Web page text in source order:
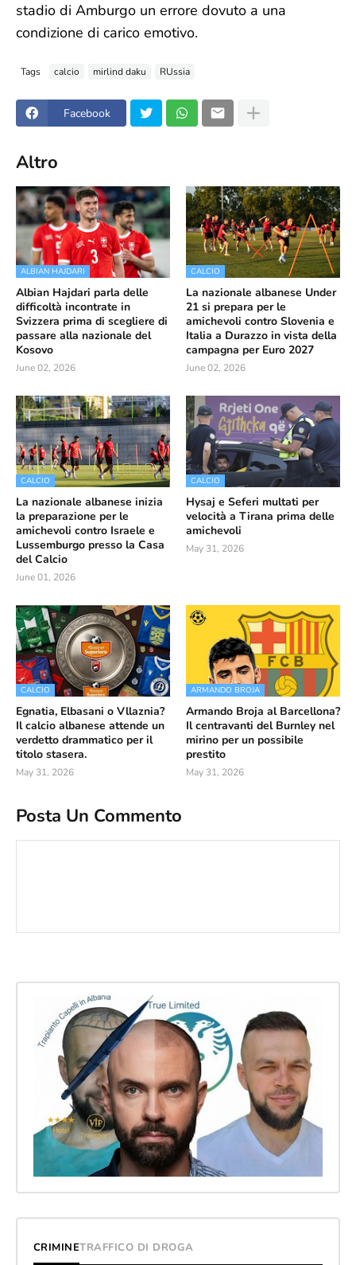
stadio di Amburgo un errore dovuto a una
condizione di carico emotivo.
Tags calcio mirlind daku RUssia
Facebook
Altro
ALBIAN HAJDARI
Albian Hajdari parla delle
difficoltà incontrate in
Svizzera prima di scegliere di
passare alla nazionale del
Kosovo
June 02, 2026
CALCIO
La nazionale albanese Under
21 si prepara per le
amichevoli contro Slovenia e
Italia a Durazzo in vista della
campagna per Euro 2027
June 02, 2026
CALCIO
La nazionale albanese inizia
la preparazione per le
amichevoli contro Israele e
Lussemburgo presso la Casa
del Calcio
June 01, 2026
CALCIO
Hysaj e Seferi multati per
velocità a Tirana prima delle
amichevoli
May 31, 2026
CALCIO
Egnatia, Elbasani o Vllaznia?
Il calcio albanese attende un
verdetto drammatico per il
titolo stasera.
May 31, 2026
ARMANDO BROJA
Armando Broja al Barcellona?
Il centravanti del Burnley nel
mirino per un possibile
prestito
May 31, 2026
Posta Un Commento
CRIMINETRAFFICO DI DROGA